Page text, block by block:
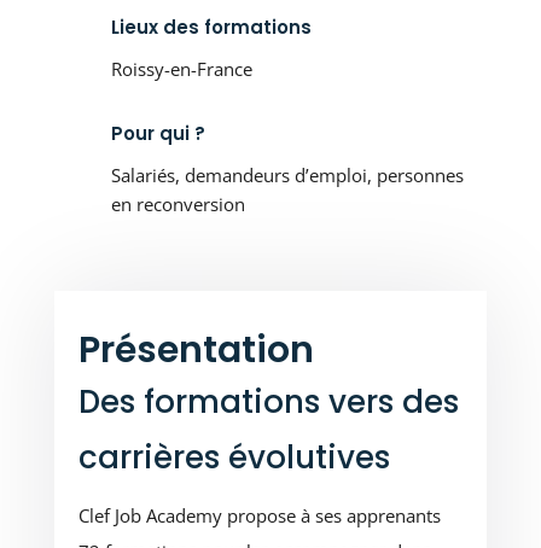
Lieux des formations
Roissy-en-France
Pour qui ?
Salariés, demandeurs d’emploi, personnes
en reconversion
Présentation
Des formations vers des
carrières évolutives
Clef Job Academy propose à ses apprenants